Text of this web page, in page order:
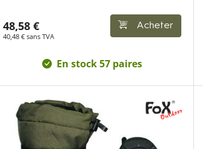
48,58 €
40,48 € sans TVA
Acheter
En stock 57 paires